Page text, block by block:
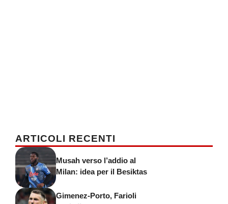
ARTICOLI RECENTI
Musah verso l’addio al
Milan: idea per il Besiktas
Gimenez-Porto, Farioli